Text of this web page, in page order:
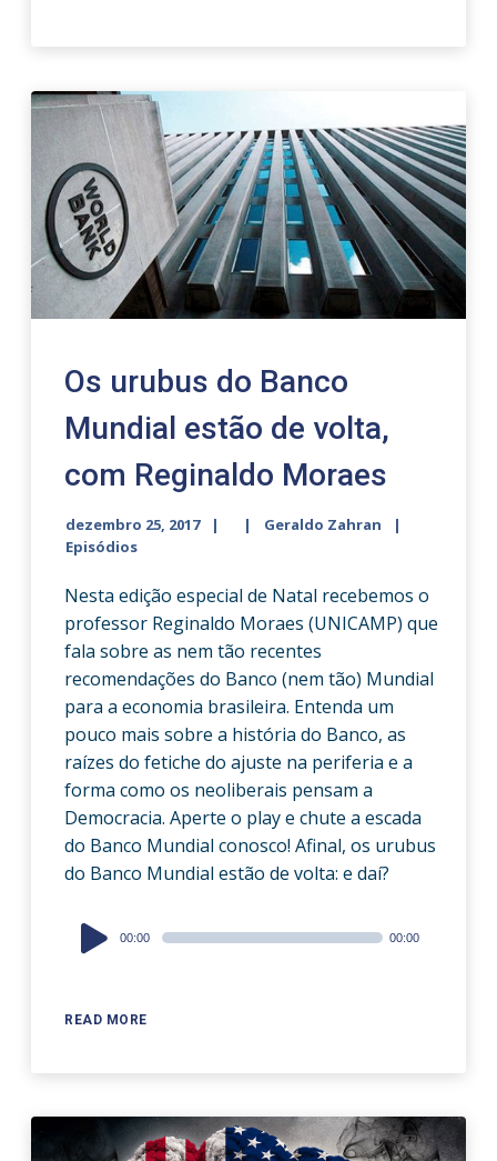
Os urubus do Banco
Mundial estão de volta,
com Reginaldo Moraes
dezembro 25, 2017
Geraldo Zahran
Episódios
Nesta edição especial de Natal recebemos o
professor Reginaldo Moraes (UNICAMP) que
fala sobre as nem tão recentes
recomendações do Banco (nem tão) Mundial
para a economia brasileira. Entenda um
pouco mais sobre a história do Banco, as
raízes do fetiche do ajuste na periferia e a
forma como os neoliberais pensam a
Democracia. Aperte o play e chute a escada
do Banco Mundial conosco! Afinal, os urubus
do Banco Mundial estão de volta: e daí?
READ MORE
Audio
Player
00:00 00:00